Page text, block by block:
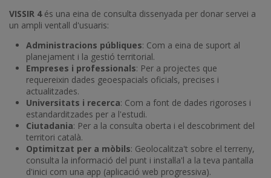
VISSIR 4és una eina de consulta dissenyada per donar servei a
un ampli ventall d'usuaris:
Administracions públiques: Com a eina de suport al
planejament i la gestió territorial.
Empreses i professionals: Per a projectes que
requereixin dades geoespacials oficials, precises i
actualitzades.
Universitats i recerca: Com a font de dades rigoroses i
estandarditzades per a l'estudi.
Ciutadania: Per a la consulta oberta i el descobriment del
territori català.
Optimitzat per a mòbils: Geolocalitza't sobre el terreny,
consulta la informació del punt i instal·la'l a la teva pantalla
d'inici com una app (aplicació web progressiva).